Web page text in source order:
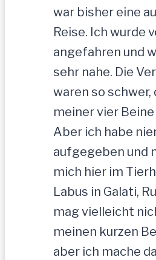
war bisher eine
Reise. Ich wurde
angefahren und
sehr nahe. Die
waren so schwer,
meiner vier
Aber ich habe
aufgegeben und
mich hier im
Labus in Galati,
mag vielleicht
meinen kurzen
aber ich mache